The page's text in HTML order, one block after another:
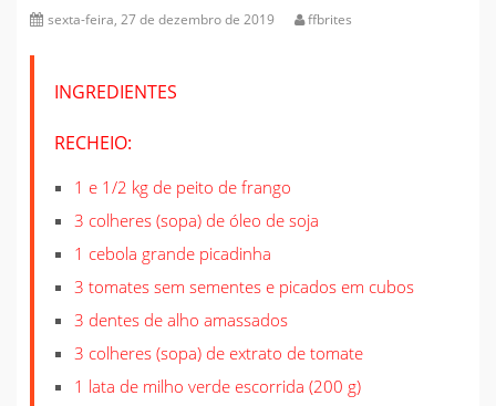
sexta-feira, 27 de dezembro de 2019 ffbrites
INGREDIENTES
RECHEIO:
1 e 1/2 kg de peito de frango
3 colheres (sopa) de óleo de soja
1 cebola grande picadinha
3 tomates sem sementes e picados em cubos
3 dentes de alho amassados
3 colheres (sopa) de extrato de tomate
1 lata de milho verde escorrida (200 g)